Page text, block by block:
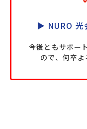
▶ NURO 光
今後ともサポー
ので、何卒よ